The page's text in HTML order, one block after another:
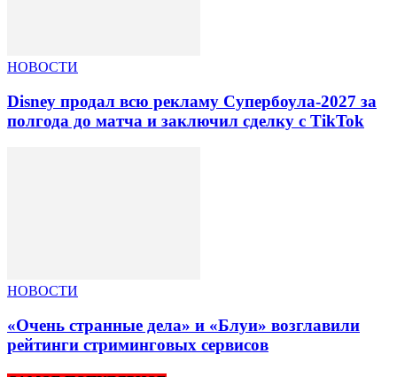
НОВОСТИ
Disney продал всю рекламу Супербоула-2027 за
полгода до матча и заключил сделку с TikTok
НОВОСТИ
«Очень странные дела» и «Блуи» возглавили
рейтинги стриминговых сервисов